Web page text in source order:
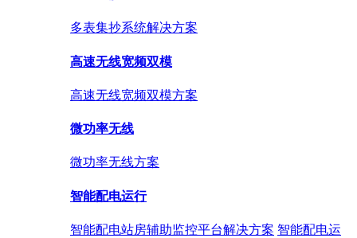
多表集抄系统解决方案
高速无线宽频双模
高速无线宽频双模方案
微功率无线
微功率无线方案
智能配电运行
智能配电站房辅助监控平台解决方案 智能配电运